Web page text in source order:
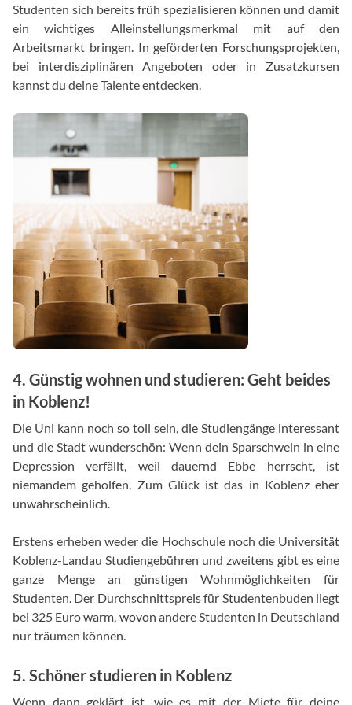
Studenten sich bereits früh spezialisieren können und damit
ein wichtiges Alleinstellungsmerkmal mit auf den
Arbeitsmarkt bringen. In geförderten Forschungsprojekten,
bei interdisziplinären Angeboten oder in Zusatzkursen
kannst du deine Talente entdecken.
4. Günstig wohnen und studieren: Geht beides
in Koblenz!
Die Uni kann noch so toll sein, die Studiengänge interessant
und die Stadt wunderschön: Wenn dein Sparschwein in eine
Depression verfällt, weil dauernd Ebbe herrscht, ist
niemandem geholfen. Zum Glück ist das in Koblenz eher
unwahrscheinlich.
Erstens erheben weder die Hochschule noch die Universität
Koblenz-Landau Studiengebühren und zweitens gibt es eine
ganze Menge an günstigen Wohnmöglichkeiten für
Studenten. Der Durchschnittspreis für Studentenbuden liegt
bei 325 Euro warm, wovon andere Studenten in Deutschland
nur träumen können.
5. Schöner studieren in Koblenz
Wenn dann geklärt ist, wie es mit der Miete für deine